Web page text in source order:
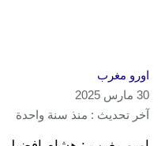
اورو مغرب
30 مارس 2025
آخر تحديث : منذ سنة واحدة